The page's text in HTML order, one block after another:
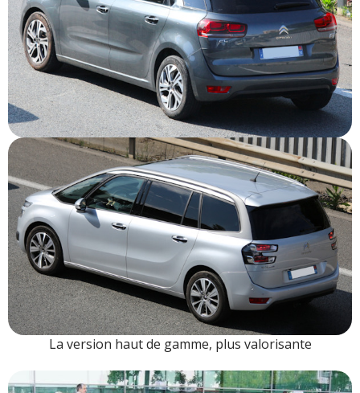
La version haut de gamme, plus valorisante